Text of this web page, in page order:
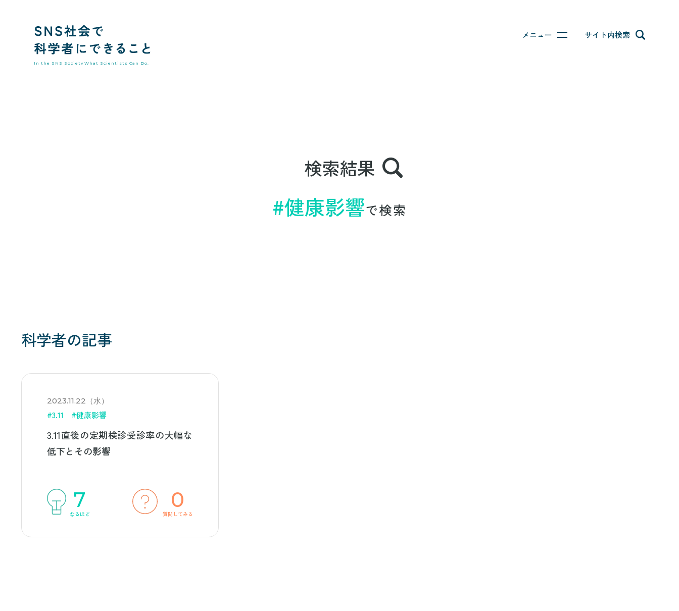
In the SNS SocietyWhat Scientists Can Do.
メニュー サイト内検索
検索結果
#健康影響で検索
科学者の記事
2023.11.22（水）
#3.11 #健康影響
3.11直後の定期検診受診率の大幅な
低下とその影響
7
なるほど
0
質問してみる